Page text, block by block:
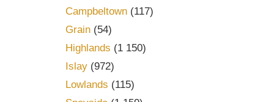
Campbeltown(117)
Grain(54)
Highlands (1 150)
Islay(972)
Lowlands (115)